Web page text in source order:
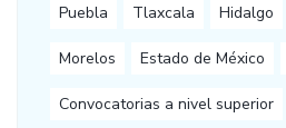
Puebla Tlaxcala Hidalgo
Morelos Estado de México
Convocatorias a nivel superior